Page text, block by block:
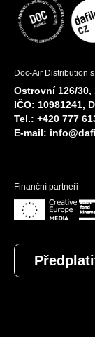
Doc-Air Distribution
Ostrovní 126/30,
IČO: 10981241,
Tel.: +420 777
E-mail:
Finanční partneři